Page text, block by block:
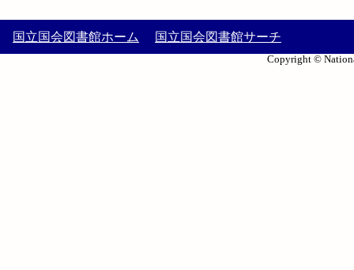
国立国会図書館ホーム 国立国会図書館サーチ
Copyright ©